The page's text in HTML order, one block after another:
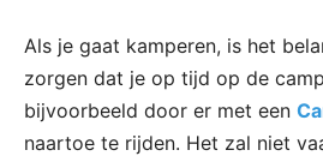
Als je gaat kamperen, is het
zorgen dat je op tijd op de
bijvoorbeeld door er met een
naartoe te rijden. Het zal niet